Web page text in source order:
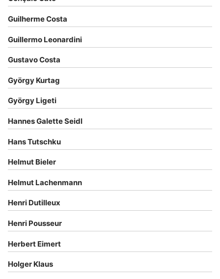
Guilherme Costa
Guillermo Leonardini
Gustavo Costa
György Kurtag
György Ligeti
Hannes Galette Seidl
Hans Tutschku
Helmut Bieler
Helmut Lachenmann
Henri Dutilleux
Henri Pousseur
Herbert Eimert
Holger Klaus